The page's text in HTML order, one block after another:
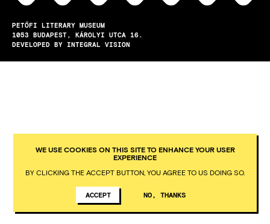
PETŐFI LITERARY MUSEUM
1053
BUDAPEST
KÁROLYI UTCA 16.
DEVELOPED BY INTEGRAL VISION
WE USE COOKIES ON THIS SITE TO ENHANCE YOUR USER
EXPERIENCE
BY CLICKING THE ACCEPT BUTTON, YOU AGREE TO US DOING SO.
ACCEPT NO, THANKS